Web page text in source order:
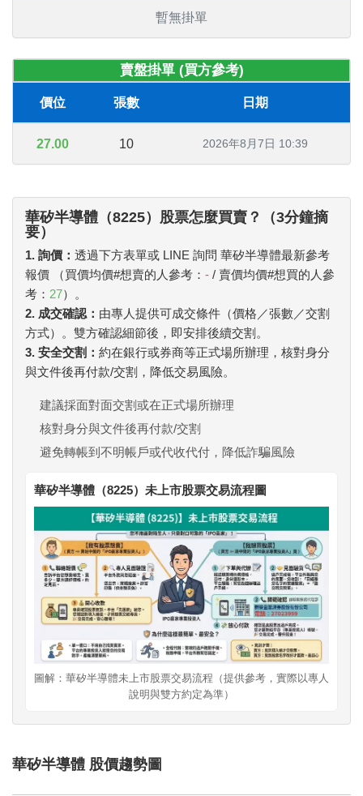
暫無掛單
賣盤掛單 (買方參考)
價位 張數 日期
27.00 10 2026年8月7日 10:39
華矽半導體（8225）股票怎麼買賣？（3分鐘摘
要）
1. 詢價： 透過下方表單或 LINE 詢問 華矽半導體最新參考
報價 （買價均價#想賣的人參考： - / 賣價均價#想買的人參
考： 27）。
2. 成交確認： 由專人提供可成交條件（價格／張數／交割
方式）。雙方確認細節後，即安排後續交割。
3. 安全交割： 約在銀行或券商等正式場所辦理，核對身分
與文件後再付款/交割，降低交易風險。
建議採面對面交割或在正式場所辦理
核對身分與文件後再付款/交割
避免轉帳到不明帳戶或代收代付，降低詐騙風險
華矽半導體（8225）未上市股票交易流程圖
圖解：華矽半導體未上市股票交易流程（提供參考，實際以專人
說明與雙方約定為準）
華矽半導體 股價趨勢圖